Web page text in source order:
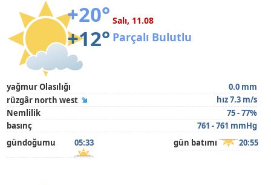
+20°
+12°
Salı, 11.08
Parçalı Bulutlu
yağmur Olasılığı
0.0 mm
rüzgâr north west
hız 7.3 m/s
Nemlilik
75 - 77%
basınç
761 - 761 mmHg
gündoğumu
05:33 gün batımı 20:55